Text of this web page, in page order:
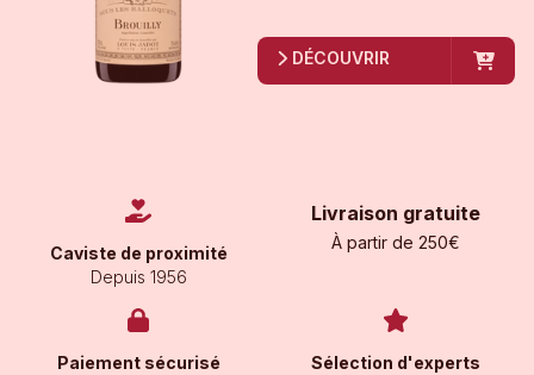
DÉCOUVRIR
Caviste de proximité
Depuis 1956
Livraison gratuite
À partir de 250€
Paiement sécurisé
Sélection d'experts